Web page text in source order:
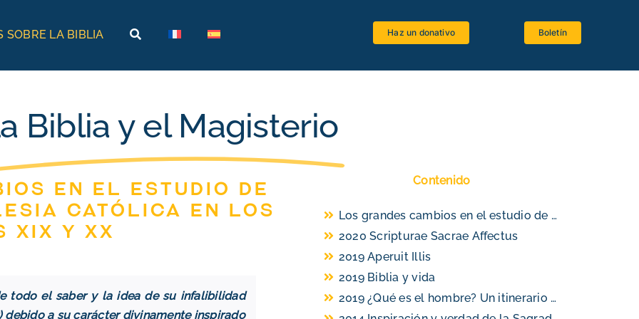
SOBRE LA BIBLIA
Arqueología
bíblicos
Armenia
Etiopía
Turquía
Crítica textual
La Biblia y el Magisterio
Haz un donativo Boletín
Biblia y el Magisterio
en el estudio de
católica en los
y XX
todo el saber y la idea de su infalibilidad
a su carácter divinamente inspirado
Contenido
Los grandes cambios en el estudio de la Biblia en la Iglesia católica en los siglos XIX y XX
2020 Scripturae Sacrae Affectus
2019 Aperuit Illis
2019 Biblia y vida
2019 ¿Qué es el hombre? Un itinerario de antropología bíblica